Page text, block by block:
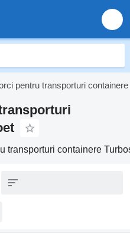
pentru transporturi containere
transporturi containere